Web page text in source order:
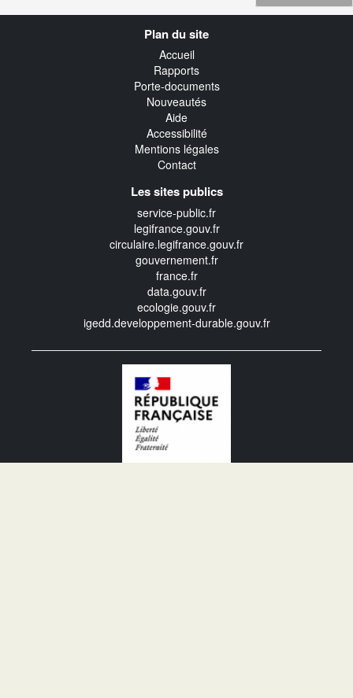
Plan du site
Accueil
Rapports
Porte-documents
Nouveautés
Aide
Accessibilité
Mentions légales
Contact
Les sites publics
service-public.fr
legifrance.gouv.fr
circulaire.legifrance.gouv.fr
gouvernement.fr
france.fr
data.gouv.fr
ecologie.gouv.fr
igedd.developpement-durable.gouv.fr